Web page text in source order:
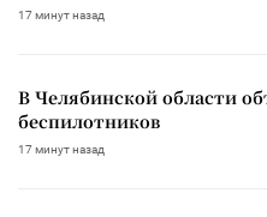
17 минут назад
В Челябинской области
беспилотников
17 минут назад